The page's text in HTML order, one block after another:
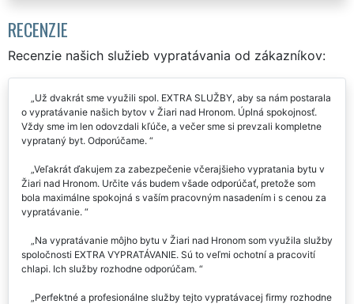
RECENZIE
Recenzie našich služieb vypratávania od zákazníkov:
Už dvakrát sme využili spol. EXTRA SLUŽBY, aby sa nám postarala
o vypratávanie našich bytov v Žiari nad Hronom. Úplná spokojnosť.
Vždy sme im len odovzdali kľúče, a večer sme si prevzali kompletne
vyprataný byt. Odporúčame.
Veľakrát ďakujem za zabezpečenie včerajšieho vypratania bytu v
Žiari nad Hronom. Určite vás budem všade odporúčať, pretože som
bola maximálne spokojná s vaším pracovným nasadením i s cenou za
vypratávanie.
Na vypratávanie môjho bytu v Žiari nad Hronom som využila služby
spoločnosti EXTRA VYPRATÁVANIE. Sú to veľmi ochotní a pracovití
chlapi. Ich služby rozhodne odporúčam.
Perfektné a profesionálne služby tejto vypratávacej firmy rozhodne